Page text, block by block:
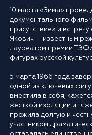
10 марта «Зима»
документального
присутствие» и
Якович — известным
лауреатом премии
фигурах русской
5 марта 1966 года
одной из ключевых
вместила в себя,
жесткой изоляции и
прожила долгую и
участником